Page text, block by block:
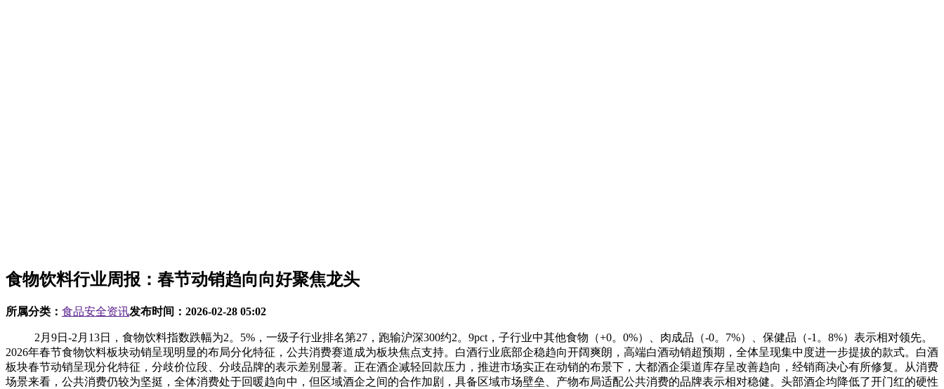
食物饮料行业周报：春节动销趋向向好聚焦龙头
所属分类： 食品安全资讯发布时间： 2026-02-28 05:02
2月9日-2月13日，食物饮料指数跌幅为2。5%，一级子行业排名第27，跑输沪深300约2。9pct，子行业中其他食物（+0。0%）、肉成品（-0。7%）、保健品（-1。8%）表示相对领先。
2026年春节食物饮料板块动销呈现明显的布局分化特征，公共消费赛道成为板块焦点支持。白酒行业底部企稳趋向开阔爽朗，高端白酒动销超预期，全体呈现集中度进一步提拔的款式。白酒
板块春节动销呈现分化特征，分歧价位段、分歧品牌的表示差别显著。正在酒企减轻回款压力，推进市场实正在动销的布景下，大都酒企渠道库存呈改善趋向，经销商决心有所修复。从消费
场景来看，公共消费仍较为坚挺，全体消费处于回暖趋向中，但区域酒企之间的合作加剧，具备区域市场壁垒、产物布局适配公共消费的品牌表示相对稳健。头部酒企均降低了开门红的硬性